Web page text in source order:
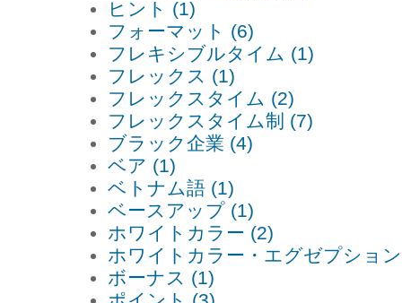
ヒント (1)
フォーマット (6)
フレキシブルタイム (1)
フレックス (1)
フレックスタイム (2)
フレックスタイム制 (7)
ブラック企業 (4)
ベア (1)
ベトナム語 (1)
ベースアップ (1)
ホワイトカラー (2)
ホワイトカラー・エグゼプショ
ボーナス (1)